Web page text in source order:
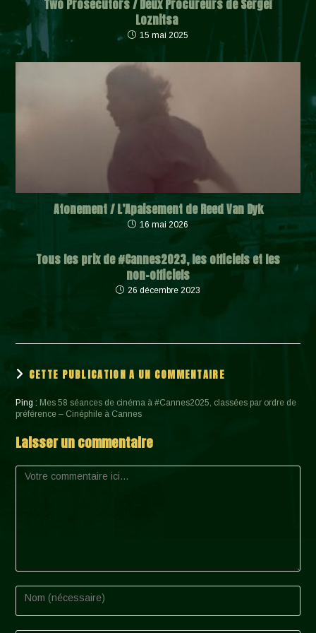
Two Prosecutors / Deux Procureurs de Sergeï
Loznitsa
15 mai 2025
Atonement / L’Apaisement de Reed Van Dyk
16 mai 2026
Tous les prix de #Cannes2023, les officiels et les
non-officiels
26 décembre 2023
CETTE PUBLICATION A UN COMMENTAIRE
Ping : Mes 58 séances de cinéma à #Cannes2025, classées par ordre de
préférence – Cinéphile à Cannes
Laisser un commentaire
Comment
Enter
your
name